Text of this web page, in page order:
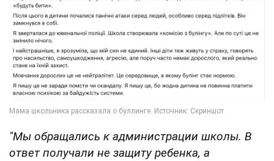
"Мы обращались к администрации школы. В
ответ получали не защиту ребенка, а